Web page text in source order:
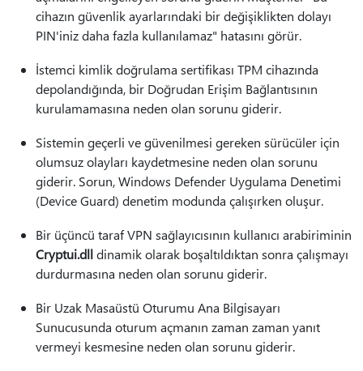
cihazın güvenlik ayarlarındaki bir değişiklikten dolayı
PIN'iniz daha fazla kullanılamaz" hatasını görür.
İstemci kimlik doğrulama sertifikası TPM cihazında
depolandığında, bir Doğrudan Erişim Bağlantısının
kurulamamasına neden olan sorunu giderir.
Sistemin geçerli ve güvenilmesi gereken sürücüler için
olumsuz olayları kaydetmesine neden olan sorunu
giderir. Sorun, Windows Defender Uygulama Denetimi
(Device Guard) denetim modunda çalışırken oluşur.
Bir üçüncü taraf VPN sağlayıcısının kullanıcı arabiriminin
Cryptui.dlldinamik olarak boşaltıldıktan sonra çalışmayı
durdurmasına neden olan sorunu giderir.
Bir Uzak Masaüstü Oturumu Ana Bilgisayarı
Sunucusunda oturum açmanın zaman zaman yanıt
vermeyi kesmesine neden olan sorunu giderir.